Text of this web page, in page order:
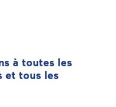
à toutes les
et tous les